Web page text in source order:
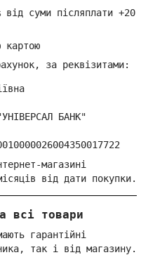
від суми післяплати +20
картою
за реквізитами:
БАНК"
магазині
від дати покупки.
всі товари
гарантійні
так і від магазину.